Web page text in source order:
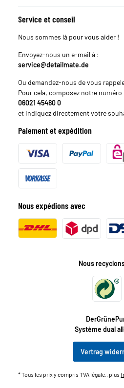
Service et conseil
Nous sommes là pour vous aider !
Envoyez-nous un e-mail à :
service@detailmate.de
Ou demandez-nous de vous
Pour cela, composez notre numéro
06021 45480 0
et indiquez directement votre
Paiement et expédition
Nous expédions avec
Nous
Système dual
Vertrag
* Tous les prix y compris TVA légale., plus